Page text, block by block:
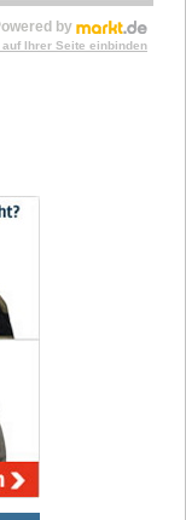
by
auf Ihrer Seite einbinden